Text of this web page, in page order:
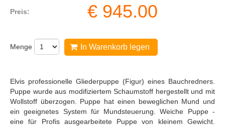
Preis: € 945.00
Menge In Warenkorb legen
Elvis professionelle Gliederpuppe (Figur) eines Bauchredners.
Puppe wurde aus modifiziertem Schaumstoff hergestellt und mit
Wollstoff überzogen. Puppe hat einen beweglichen Mund und
ein geeignetes System für Mundsteuerung. Weiche Puppe -
eine für Profis ausgearbeitete Puppe von kleinem Gewicht.